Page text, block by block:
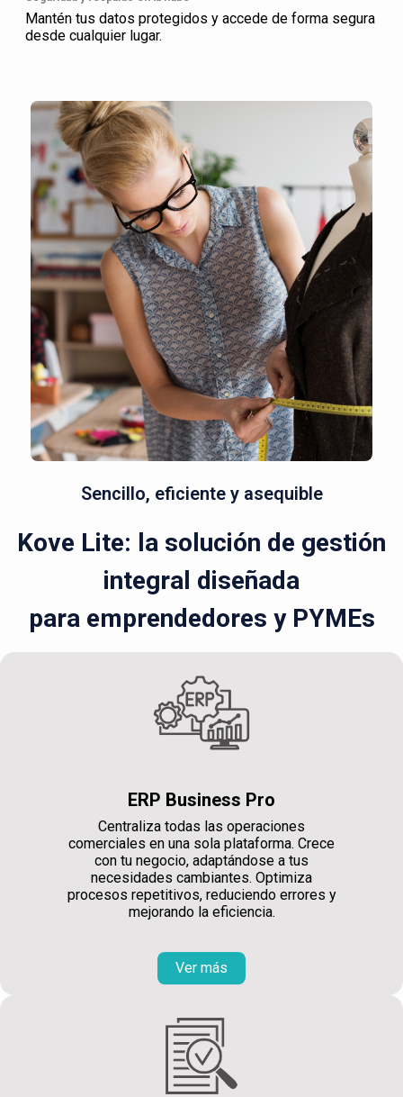
Mantén tus datos protegidos y accede de forma segura
desde cualquier lugar.
Sencillo, eficiente y asequible
Kove Lite: la solución de gestión
integral diseñada
para emprendedores y PYMEs
ERP Business Pro
Centraliza todas las operaciones
comerciales en una sola plataforma. Crece
con tu negocio, adaptándose a tus
necesidades cambiantes. Optimiza
procesos repetitivos, reduciendo errores y
mejorando la eficiencia.
Ver más